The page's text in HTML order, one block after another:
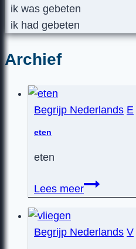
ik was gebeten
ik had gebeten
Archief
Begrijp Nederlands E
eten
eten
Lees meereten
Begrijp Nederlands V